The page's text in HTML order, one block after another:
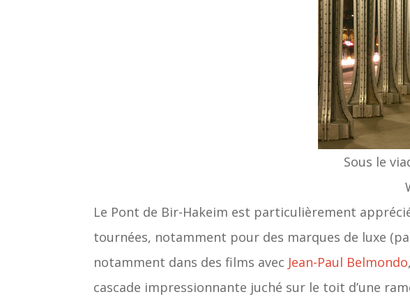
Sous le
Le Pont de Bir-Hakeim est particulièrement
tournées, notamment pour des marques de luxe
notamment dans des films avec Jean-Paul Belmondo
cascade impressionnante juché sur le toit d’une